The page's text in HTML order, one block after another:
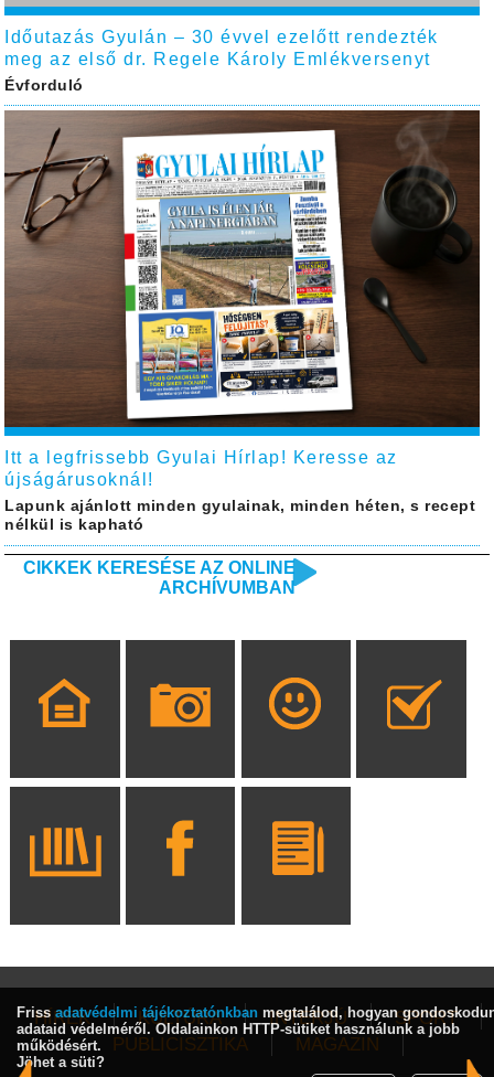
Időutazás Gyulán – 30 évvel ezelőtt rendezték
meg az első dr. Regele Károly Emlékversenyt
Évforduló
Itt a legfrissebb Gyulai Hírlap! Keresse az
újságárusoknál!
Lapunk ajánlott minden gyulainak, minden héten, s recept
nélkül is kapható
CIKKEK KERESÉSE AZ ONLINE
ARCHÍVUMBAN
HÍREK KULTÚRA INTERJÚ
SPORT
PUBLICISZTIKA
MAGAZIN
Friss adatvédelmi tájékoztatónkban megtalálod, hogyan
adataid védelméről. Oldalainkon HTTP-sütiket használunk a jobb
működésért.
Jöhet a süti?